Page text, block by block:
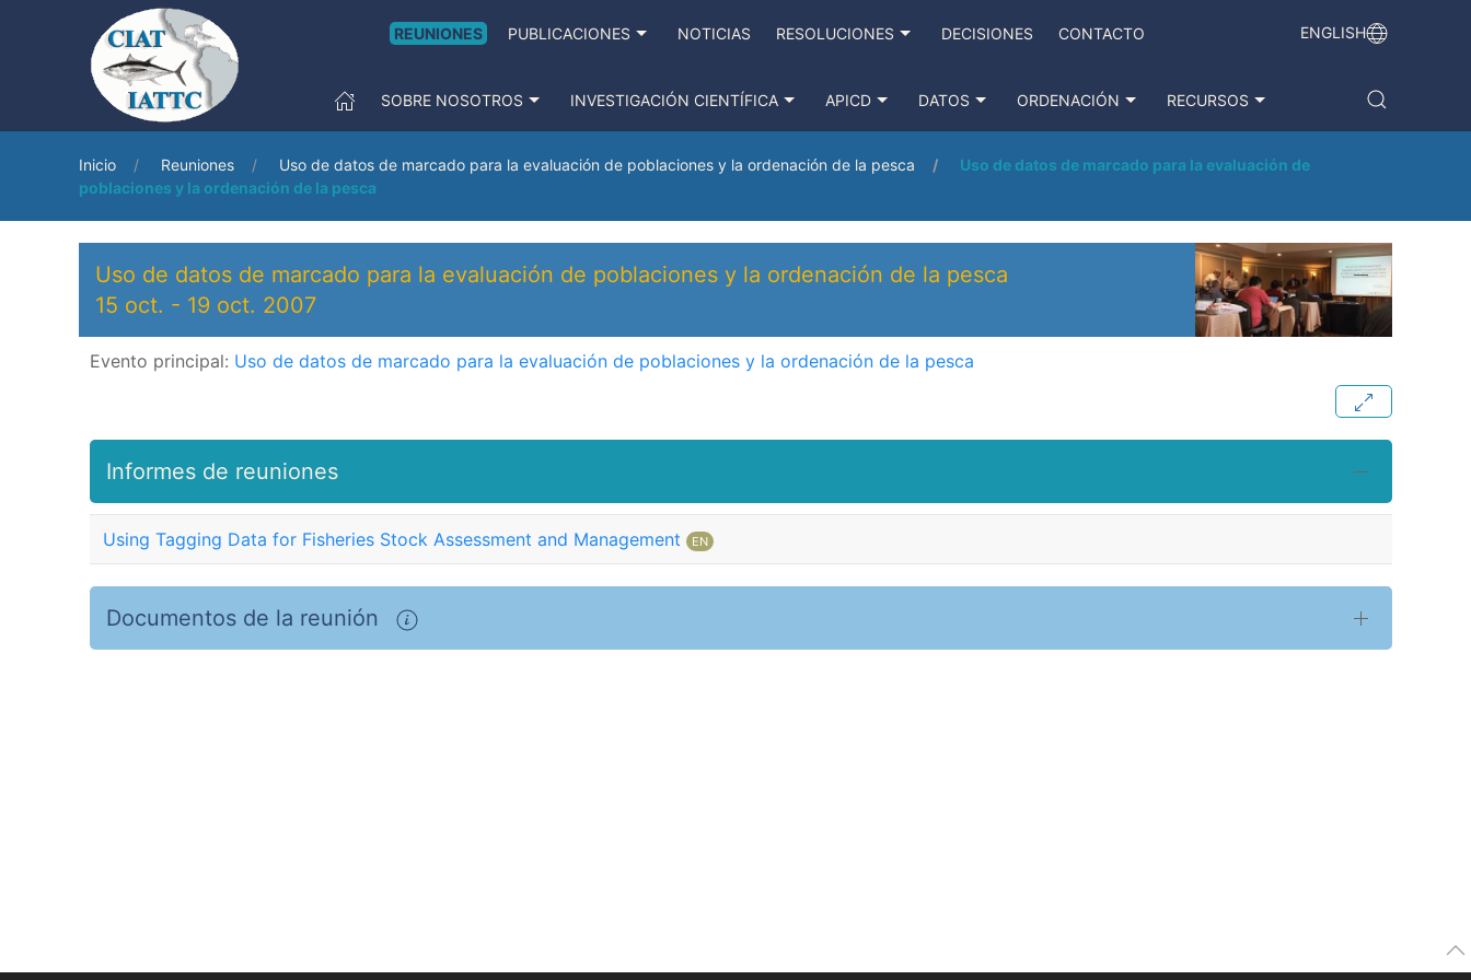
REUNIONES PUBLICACIONES NOTICIAS RESOLUCIONES DECISIONES CONTACTO ENGLISH
SOBRE NOSOTROS INVESTIGACIÓN CIENTÍFICA APICD DATOS ORDENACIÓN RECURSOS
Inicio Reuniones Uso de datos de marcado para la evaluación de poblaciones y la ordenación de la pesca
Uso de datos de marcado para la evaluación de
poblaciones y la ordenación de la pesca
Uso de datos de marcado para la evaluación de poblaciones y la ordenación de la pesca
15 oct. - 19 oct. 2007
Evento principal: Uso de datos de marcado para la evaluación de poblaciones y la ordenación de la pesca
Informes de reuniones
Using Tagging Data for Fisheries Stock Assessment and Management EN
Documentos de la reunión